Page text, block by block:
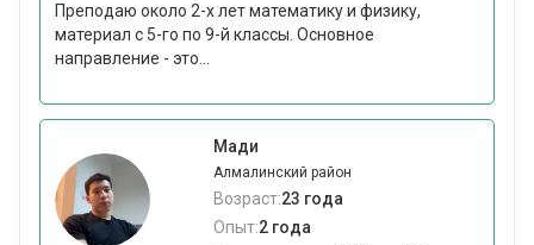
Преподаю около 2-х лет математику и физику,
материал с 5-го по 9-й классы. Основное
направление - это...
Мади
Алмалинский район
Возраст:23 года
Опыт:2 года